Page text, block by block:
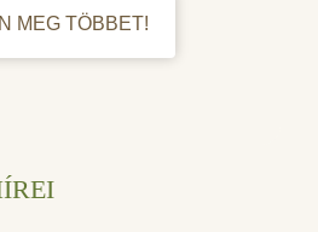
MEG TÖBBET!